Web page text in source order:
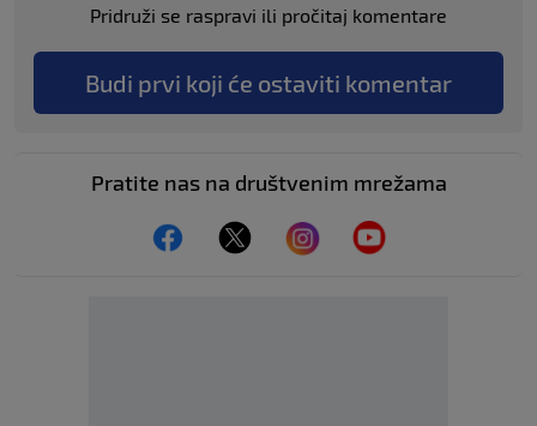
Pridruži se raspravi ili pročitaj komentare
Budi prvi koji će ostaviti komentar
Pratite nas na društvenim mrežama